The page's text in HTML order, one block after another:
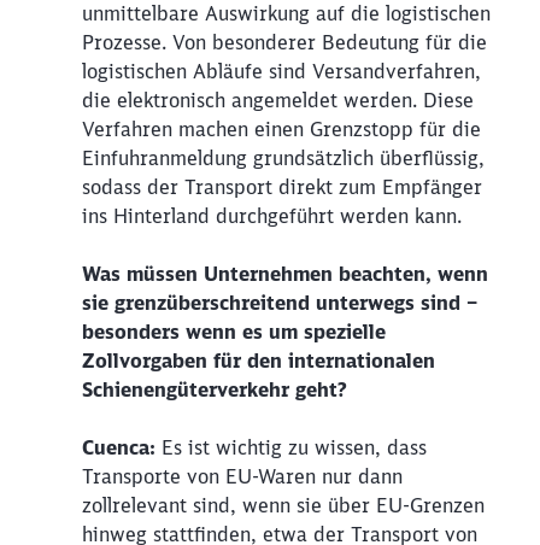
unmittelbare Auswirkung auf die logistischen
Prozesse. Von besonderer Bedeutung für die
logistischen Abläufe sind Versandverfahren,
die elektronisch angemeldet werden. Diese
Verfahren machen einen Grenzstopp für die
Einfuhranmeldung grundsätzlich überflüssig,
sodass der Transport direkt zum Empfänger
ins Hinterland durchgeführt werden kann.
Was müssen Unternehmen beachten, wenn
sie grenzüberschreitend unterwegs sind –
besonders wenn es um spezielle
Zollvorgaben für den internationalen
Schienengüterverkehr geht?
Cuenca: Es ist wichtig zu wissen, dass
Transporte von EU-Waren nur dann
zollrelevant sind, wenn sie über EU-Grenzen
hinweg stattfinden, etwa der Transport von